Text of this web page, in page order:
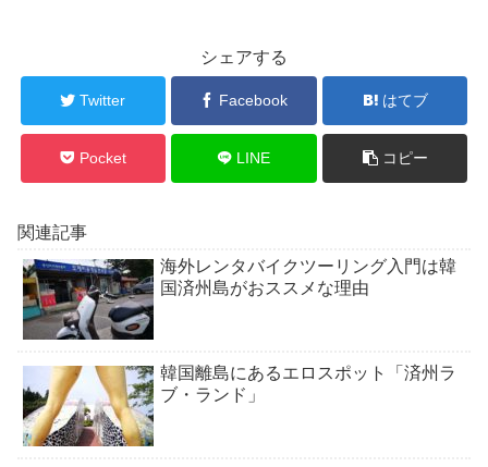
シェアする
Twitter Facebook はてブ
Pocket LINE コピー
関連記事
海外レンタバイクツーリング入門は韓
国済州島がおススメな理由
韓国離島にあるエロスポット「済州ラ
ブ・ランド」